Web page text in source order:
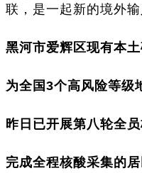
联，是一起新的境外输
黑河市爱辉区现有本
为全国3个高风险等级
昨日已开展第八轮全
完成全程核酸采集的